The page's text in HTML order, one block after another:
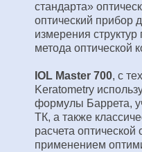
стандарта»
оптический прибор
измерения
метода оптической
IOL Master 700, с
Keratometry
формулы Баррета,
ТК, а также
расчета
применением